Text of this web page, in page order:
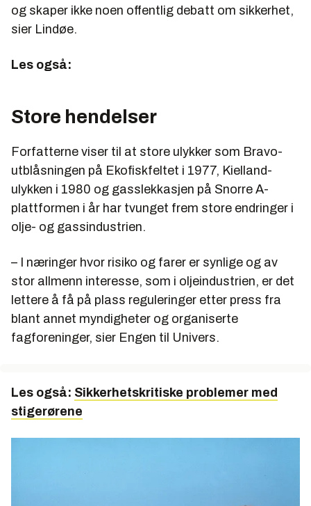
og skaper ikke noen offentlig debatt om sikkerhet,
sier Lindøe.
Les også:
Store hendelser
Forfatterne viser til at store ulykker som Bravo-
utblåsningen på Ekofiskfeltet i 1977, Kielland-
ulykken i 1980 og gasslekkasjen på Snorre A-
plattformen i år har tvunget frem store endringer i
olje- og gassindustrien.
– I næringer hvor risiko og farer er synlige og av
stor allmenn interesse, som i oljeindustrien, er det
lettere å få på plass reguleringer etter press fra
blant annet myndigheter og organiserte
fagforeninger, sier Engen til Univers.
Les også: Sikkerhetskritiske problemer med
stigerørene